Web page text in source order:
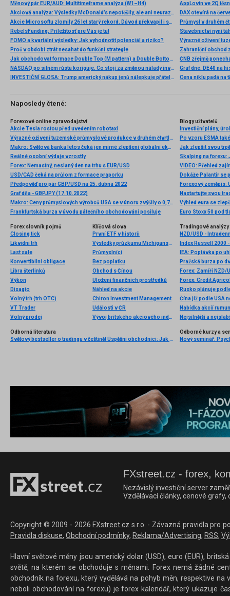
Měnový pár EUR/AUD: Multitimeframe analýza (W1–H4)
Akciová analýza: Výsledky McDonald’s nepotěšily, ale ani neurazily. Jakou vizi společnost prezentovala?
Akcie Microsoftu zlomily 26 let starý rekord. Důvod překvapil i samotné investory
RebelsFunding: Príležitosť pre Vás je tu!
FOMO a kvartální výsledky: Jak vyhodnotit potenciál a riziko?
Proč v období ztrát nesahat do funkční strategie
Jak obchodovat formace Double Top (M pattern) a Double Bottom (W pattern)
NASDAQ po silném růstu koriguje. Co stojí za změnou nálady investorů?
INVESTIČNÍ GLOSA: Trump americký nákup jenů nálepkuje přátelstvím. Pravda je jinde
Stavebnictví nyní
Zahraniční obchod
Cena niklu padá na
Naposledy čtené:
Forexové online zpravodajství
Akcie Tesla rostou před uvedením robotaxi
Výrazné oživení tuzemské průmyslové produkce v druhém čtvrtletí
Makro: Světová banka letos čeká jen mírné zlepšení globální ekonomiky
Reálné osobní výdaje vzrostly
Forex: Nemastný, neslaný den na trhu s EUR/USD
USD/CAD čeká na průlom z formace praporku
Předpověď pro pár GBP/USD na 25. dubna 2022
Graf dňa - GBPJPY (17.10.2022)
Makro: Ceny průmyslových výrobců USA se v únoru zvýšily o 0,7pct
Frankfurtská burza v úvodu pátečního obchodování posiluje
Blogy uživatelů
Jak zlepšit svou
VIDEO: Přehled
Forexový zeměpis:
Nastartujte svou
Výhled eura se
Euro Stoxx 50 pod
Forex slovník pojmů
Closing tick
Likvidní trh
Last sale
Konvertibilní obligace
Libra šterlinků
Výkon
Disagio
Volný trh (trh OTC)
VT Trader
Volný prodej
Klíčová slova
První ETF v historii
Výsledky průzkumu Michiganské univerzity
Průmyslníci
Bez poplatku
Obchod s Čínou
Uložení finančních prostředků
Náhled na akcie
Chiron Investment Management
Události v ČR
Vývoj britského akciového indexu FTSE
Tradingové analýzy
NZD/USD -
Index Russell 2000
Pražská burza po
Forex: Zamíří NZD/
Forex: Credit
Čína již podle USA
Nejsilnější a
Odborná literatura
Světový bestseller o tradingu v češtině! Úspěšní obchodníci: Jak běžní lidé porážejí Wall Street v jeho vlastní hře
Odborné kurzy a
FXstreet.cz - forex,
Nezávislý investiční server
Vzdělávací články, cenové
Copyright © 2009 - 2026 FXstreet.cz s.r.o. - Závazná pravidla pro
Pravidla diskuse, Obchodní podmínky, Reklama/Advertising, RSS,
Hlavní světové měny jsou americký dolar (USD), euro (EUR),
světě, na kterém se obchoduje s měnami. Forex nemá žádné
obchodník na forexu, který vydělává na pohyb měn, respektive
neboli obchodování na forexu) je forex kalendář, který ukazuje